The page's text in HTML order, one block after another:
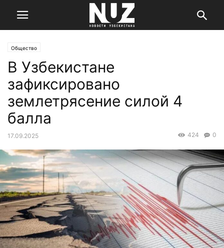
Общество
В Узбекистане
зафиксировано
землетрясение силой 4
балла
17.09.2025 0
424